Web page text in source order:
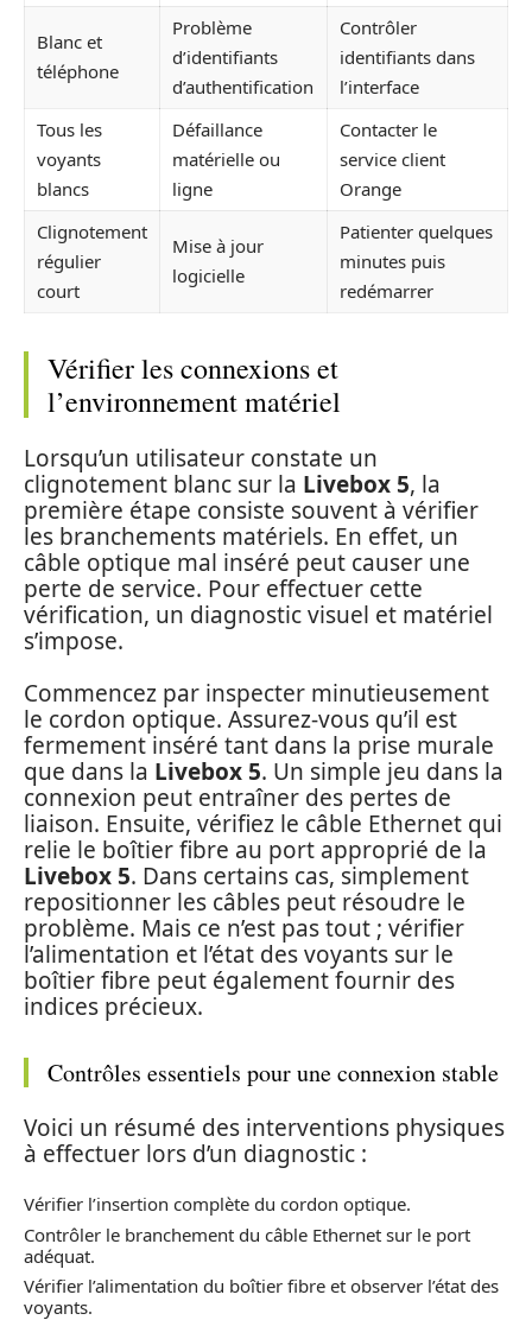
Blanc et
téléphone
Problème
d’identifiants
d’authentification
Contrôler
identifiants dans
l’interface
Tous les
voyants
blancs
Défaillance
matérielle ou
ligne
Contacter le
service client
Orange
Clignotement
régulier
court
Mise à jour
logicielle
Patienter quelques
minutes puis
redémarrer
Vérifier les connexions et
l’environnement matériel
Lorsqu’un utilisateur constate un
clignotement blanc sur la Livebox 5, la
première étape consiste souvent à vérifier
les branchements matériels. En effet, un
câble optique mal inséré peut causer une
perte de service. Pour effectuer cette
vérification, un diagnostic visuel et matériel
s’impose.
Commencez par inspecter minutieusement
le cordon optique. Assurez-vous qu’il est
fermement inséré tant dans la prise murale
que dans la Livebox 5. Un simple jeu dans la
connexion peut entraîner des pertes de
liaison. Ensuite, vérifiez le câble Ethernet qui
relie le boîtier fibre au port approprié de la
Livebox 5. Dans certains cas, simplement
repositionner les câbles peut résoudre le
problème. Mais ce n’est pas tout ; vérifier
l’alimentation et l’état des voyants sur le
boîtier fibre peut également fournir des
indices précieux.
Contrôles essentiels pour une connexion stable
Voici un résumé des interventions physiques
à effectuer lors d’un diagnostic :
Vérifier l’insertion complète du cordon optique.
Contrôler le branchement du câble Ethernet sur le port
adéquat.
Vérifier l’alimentation du boîtier fibre et observer l’état des
voyants.